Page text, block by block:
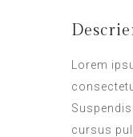
Lorem
cursus